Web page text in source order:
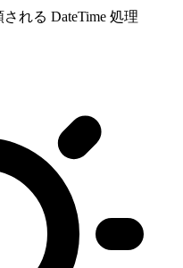
れる DateTime 処理